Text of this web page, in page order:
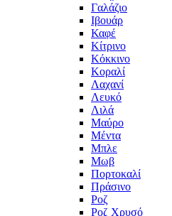
Γαλάζιο
Ιβουάρ
Καφέ
Κίτρινο
Κόκκινο
Κοραλί
Λαχανί
Λευκό
Λιλά
Μαύρο
Μέντα
Μπλε
Μωβ
Πορτοκαλί
Πράσινο
Ροζ
Ροζ Χρυσό